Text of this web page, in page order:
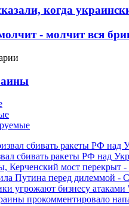
когда
- молчит вся
сбивать ракеты РФ над
Керченский мост перекрыт
Путина перед дилеммой -
угрожают бизнесу атаками
прокомментировало